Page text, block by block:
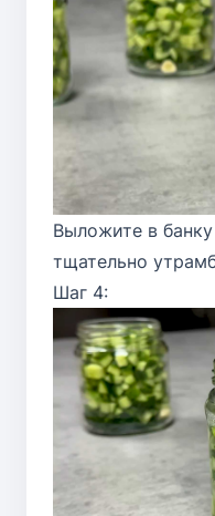
Выложите в
тщательно
Шаг 4: